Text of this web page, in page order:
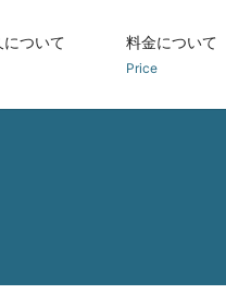
ついて 料金について
Price